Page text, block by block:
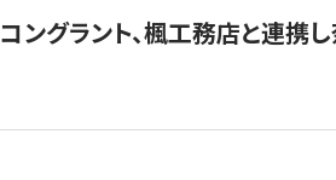
コングラント、楓工務店と連携